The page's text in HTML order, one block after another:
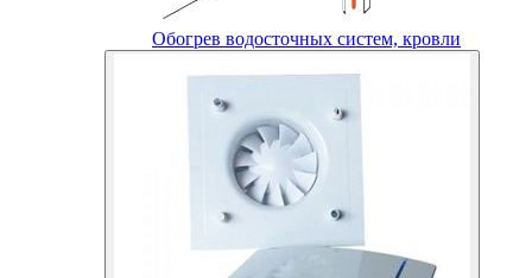
Обогрев водосточных систем, кровли